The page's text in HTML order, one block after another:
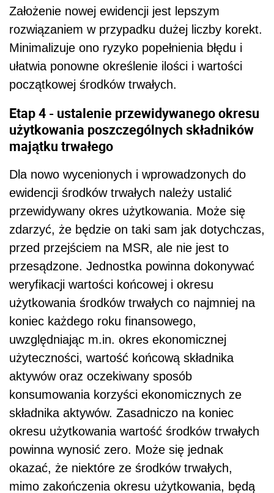
Założenie nowej ewidencji jest lepszym
rozwiązaniem w przypadku dużej liczby korekt.
Minimalizuje ono ryzyko popełnienia błędu i
ułatwia ponowne określenie ilości i wartości
początkowej środków trwałych.
Etap 4 - ustalenie przewidywanego okresu
użytkowania poszczególnych składników
majątku trwałego
Dla nowo wycenionych i wprowadzonych do
ewidencji środków trwałych należy ustalić
przewidywany okres użytkowania. Może się
zdarzyć, że będzie on taki sam jak dotychczas,
przed przejściem na MSR, ale nie jest to
przesądzone. Jednostka powinna dokonywać
weryfikacji wartości końcowej i okresu
użytkowania środków trwałych co najmniej na
koniec każdego roku finansowego,
uwzględniając m.in. okres ekonomicznej
użyteczności, wartość końcową składnika
aktywów oraz oczekiwany sposób
konsumowania korzyści ekonomicznych ze
składnika aktywów. Zasadniczo na koniec
okresu użytkowania wartość środków trwałych
powinna wynosić zero. Może się jednak
okazać, że niektóre ze środków trwałych,
mimo zakończenia okresu użytkowania, będą